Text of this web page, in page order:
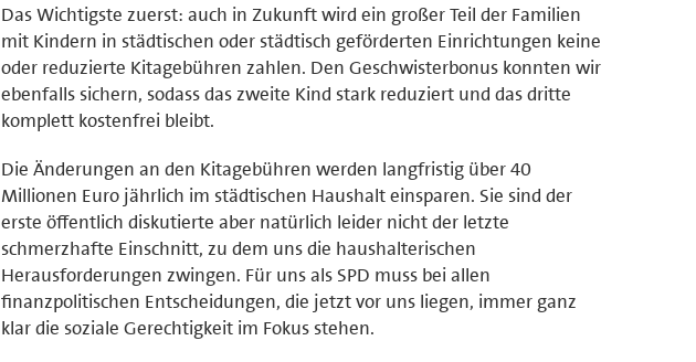
Das Wichtigste zuerst: auch in Zukunft wird ein großer Teil der Familien
mit Kindern in städtischen oder städtisch geförderten Einrichtungen keine
oder reduzierte Kitagebühren zahlen. Den Geschwisterbonus konnten wir
ebenfalls sichern, sodass das zweite Kind stark reduziert und das dritte
komplett kostenfrei bleibt.
Die Änderungen an den Kitagebühren werden langfristig über 40
Millionen Euro jährlich im städtischen Haushalt einsparen. Sie sind der
erste öffentlich diskutierte aber natürlich leider nicht der letzte
schmerzhafte Einschnitt, zu dem uns die haushalterischen
Herausforderungen zwingen. Für uns als SPD muss bei allen
finanzpolitischen Entscheidungen, die jetzt vor uns liegen, immer ganz
klar die soziale Gerechtigkeit im Fokus stehen.